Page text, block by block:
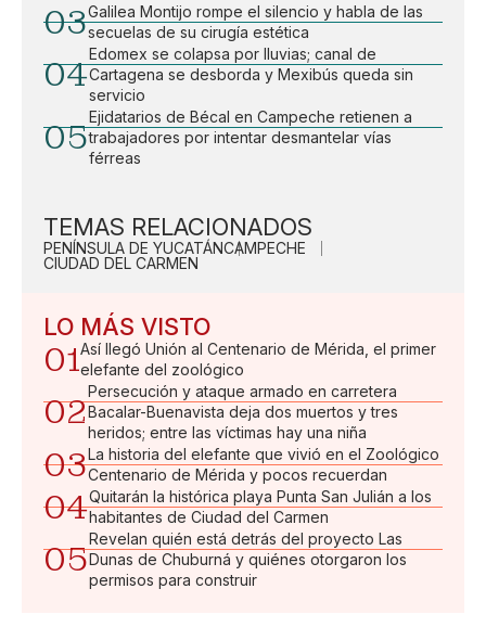
03Galilea Montijo rompe el silencio y habla de las
secuelas de su cirugía estética
04
Edomex se colapsa por lluvias; canal de
Cartagena se desborda y Mexibús queda sin
servicio
05
Ejidatarios de Bécal en Campeche retienen a
trabajadores por intentar desmantelar vías
férreas
TEMAS RELACIONADOS
PENÍNSULA DE YUCATÁNCAMPECHE
CIUDAD DEL CARMEN
LO MÁS VISTO
01Así llegó Unión al Centenario de Mérida, el primer
elefante del zoológico
02
Persecución y ataque armado en carretera
Bacalar-Buenavista deja dos muertos y tres
heridos; entre las víctimas hay una niña
03La historia del elefante que vivió en el Zoológico
Centenario de Mérida y pocos recuerdan
04Quitarán la histórica playa Punta San Julián a los
habitantes de Ciudad del Carmen
05
Revelan quién está detrás del proyecto Las
Dunas de Chuburná y quiénes otorgaron los
permisos para construir